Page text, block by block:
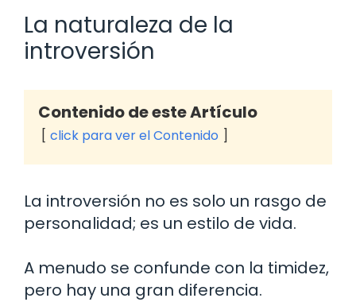
La naturaleza de la
introversión
Contenido de este Artículo
click para ver el Contenido
La introversión no es solo un rasgo de
personalidad; es un estilo de vida.
A menudo se confunde con la timidez,
pero hay una gran diferencia.